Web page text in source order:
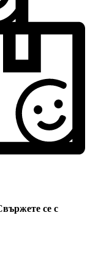
се с